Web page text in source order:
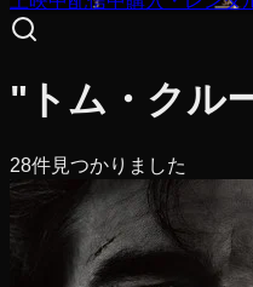
"トム・クル
28件見つかりました